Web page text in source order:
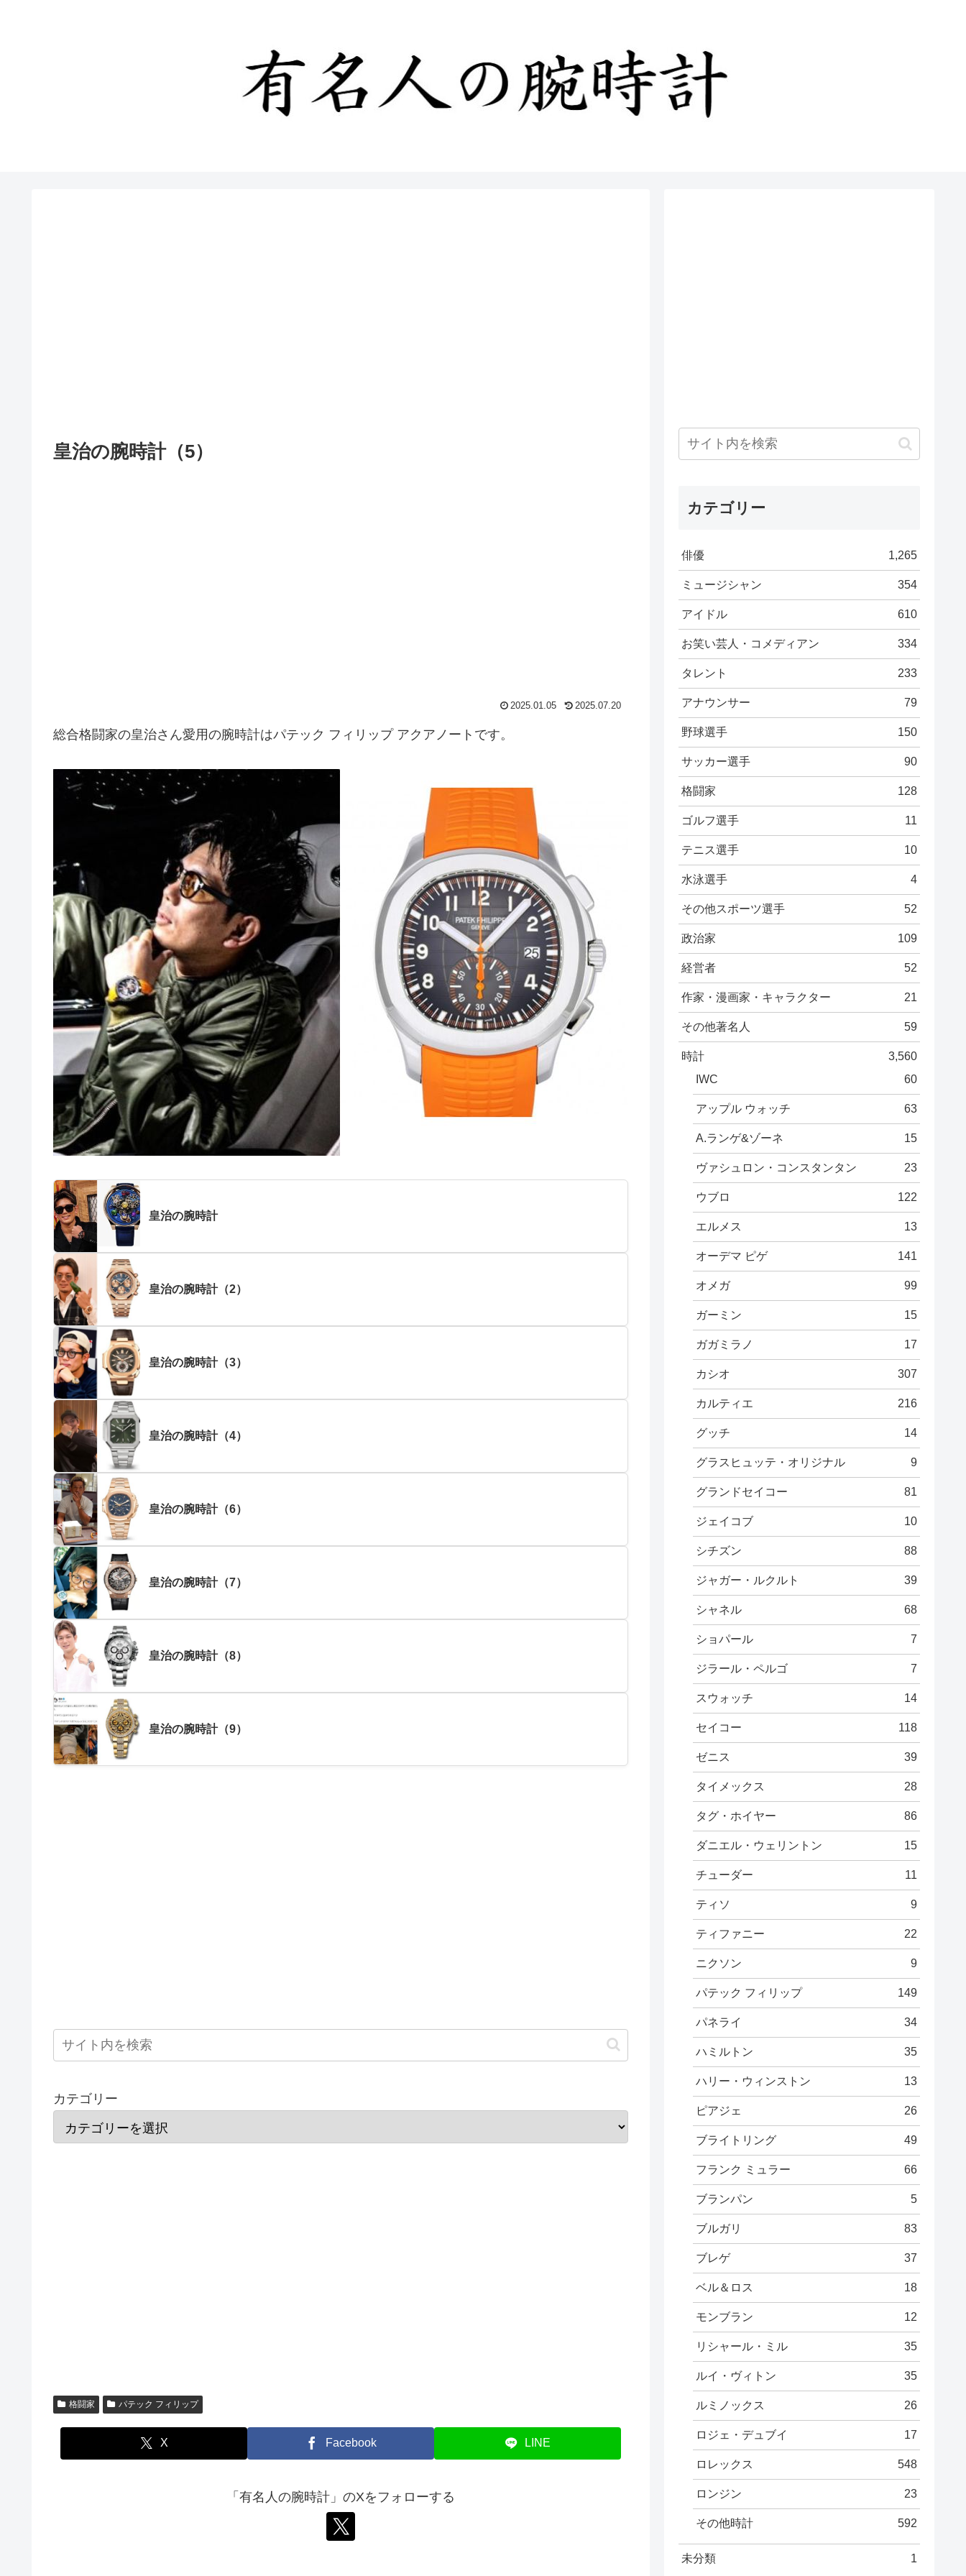
皇治の腕時計（5）
2025.01.05 2025.07.20
総合格闘家の皇治さん愛用の腕時計はパテック フィリップ アクアノートです。
皇治の腕時計
皇治の腕時計（2）
皇治の腕時計（3）
皇治の腕時計（4）
皇治の腕時計（6）
皇治の腕時計（7）
皇治の腕時計（8）
皇治の腕時計（9）
カテゴリー
格闘家 パテック フィリップ
X Facebook LINE
「有名人の腕時計」のXをフォローする
カテゴリー
俳優 1,265
ミュージシャン 354
アイドル 610
お笑い芸人・コメディアン 334
タレント 233
アナウンサー 79
野球選手 150
サッカー選手 90
格闘家 128
ゴルフ選手 11
テニス選手 10
水泳選手 4
その他スポーツ選手 52
政治家 109
経営者 52
作家・漫画家・キャラクター 21
その他著名人 59
時計
3,560
IWC
60
アップル ウォッチ 63
A.ランゲ&ゾーネ 15
ヴァシュロン・コンスタンタン 23
ウブロ 122
エルメス 13
オーデマ ピゲ 141
オメガ 99
ガーミン 15
ガガミラノ 17
カシオ 307
カルティエ 216
グッチ 14
グラスヒュッテ・オリジナル 9
グランドセイコー 81
ジェイコブ 10
シチズン 88
ジャガー・ルクルト 39
シャネル 68
ショパール 7
ジラール・ペルゴ 7
スウォッチ 14
セイコー 118
ゼニス 39
タイメックス 28
タグ・ホイヤー 86
ダニエル・ウェリントン 15
チューダー 11
ティソ 9
ティファニー 22
ニクソン 9
パテック フィリップ 149
パネライ 34
ハミルトン 35
ハリー・ウィンストン 13
ピアジェ 26
ブライトリング 49
フランク ミュラー 66
ブランパン 5
ブルガリ 83
ブレゲ 37
ベル＆ロス 18
モンブラン 12
リシャール・ミル 35
ルイ・ヴィトン 35
ルミノックス 26
ロジェ・デュブイ 17
ロレックス 548
ロンジン 23
その他時計 592
未分類 1